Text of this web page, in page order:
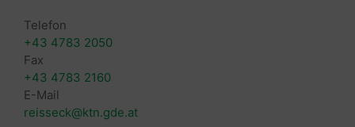
Telefon
+43 4783 2050
Fax
+43 4783 2160
E-Mail
reisseck@ktn.gde.at